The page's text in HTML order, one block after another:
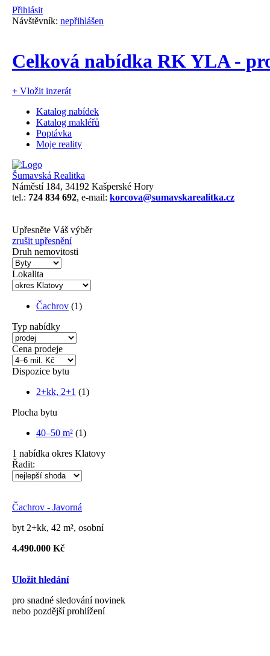
Přihlásit
Návštěvník: nepřihlášen
Celková nabídka RK YLA -
+ Vložit inzerát
Katalog nabídek
Katalog makléřů
Poptávka
Moje reality
Šumavská Realitka
Náměstí 184, 34192 Kašperské Hory
tel.: 724 834 692, e-mail: korcova@sumavskarealitka.cz
Upřesněte Váš výběr
zrušit upřesnění
Druh nemovitosti
Lokalita
Čachrov (1)
Typ nabídky
Cena prodeje
Dispozice bytu
2+kk, 2+1 (1)
Plocha bytu
40–50 m² (1)
1 nabídka okres Klatovy
Řadit:
Čachrov - Javorná
byt 2+kk, 42 m², osobní
4.490.000 Kč
Uložit hledání
pro snadné sledování novinek
nebo pozdější prohlížení